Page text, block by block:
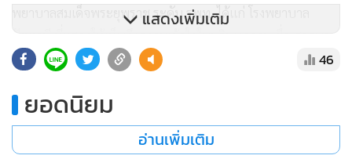
พยาบาลสมเด็จพระยุพราช ระดับ รพท. ได้แก่ โรงพยาบาล
ปัตตานี ที่แสดงให้เห็นถึงความเข้าใจในบริบทความเชื่อ ศาสนา
และวิถีชีวิตพหุวัฒนธรรมที่สามารถอยู่ร่วมกันได้ท่ามกลางความ
และ อสม. ที่เข้มแข็งผ่านการสร้าง Role model ในการดูแล
สุขภาพ อีกทั้งยังโดดเด่นด้วยการนำเทคโนโลยีขั้นสูงและ AI มา
ใช้พัฒนา Patient journey ในห้องฉุกเฉิน และการสร้าง flood
แสดงเพิ่มเติม
46
ยอดนิยม
อ่านเพิ่มเติม